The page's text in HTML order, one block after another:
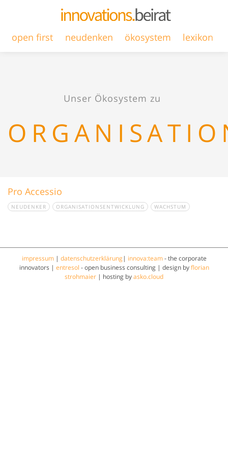
open first neudenken ökosystem lexikon
Unser Ökosystem zu
Pro Accessio
NEUDENKER ORGANISATIONSENTWICKLUNG WACHSTUM
impressum| datenschutzerklärung | innova:team- the corporate
innovators | entresol - open business consulting | design byflorian
strohmaier | hosting byasko.cloud